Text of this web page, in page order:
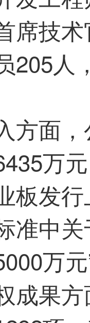
席技
205人
方面
万
板发
准中关
万
成果